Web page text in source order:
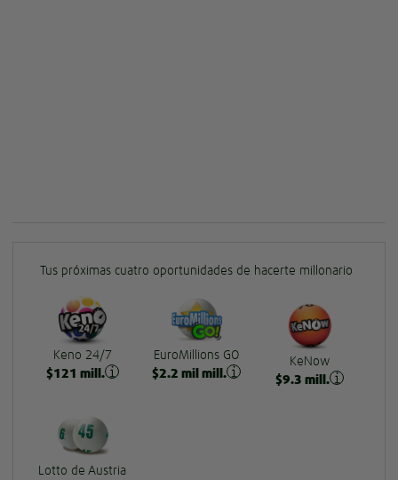
Tus próximas cuatro oportunidades de hacerte millonario
Keno 24/7
$121 mill.
EuroMillions GO
$2.2 mil mill.
KeNow
$9.3 mill.
Lotto de Austria